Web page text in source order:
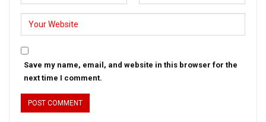
Save my name, email, and website in this browser for the
next time I comment.